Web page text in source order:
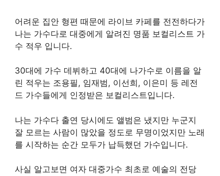
어려운 집안 형편 때문에 라이브 카페를 전전하다가
나는 가수다로 대중에게 알려진 명품 보컬리스트 가
수 적우 입니다.
30대에 가수 데뷔하고 40대에 나가수로 이름을 알
린 적우는 조용필, 임재범, 이선희, 이은미 등 레전
드 가수들에게 인정받은 보컬리스트입니다.
나는 가수다 출연 당시에도 앨범은 냈지만 누군지
잘 모르는 사람이 많았을 정도로 무명이었지만 노래
를 시작하는 순간 모두가 납득했던 가수입니다.
사실 알고보면 여자 대중가수 최초로 예술의 전당